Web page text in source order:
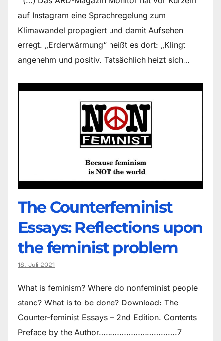
auf Instagram eine Sprachregelung zum
Klimawandel propagiert und damit Aufsehen
erregt. „Erderwärmung“ heißt es dort: „Klingt
angenehm und positiv. Tatsächlich heizt sich…
The Counter­feminist
Essays: Reflections upon
the feminist problem
18. Juli 2021
What is feminism? Where do non­feminist people
stand? What is to be done? Download: The
Counter-feminist Essays – 2nd Edition. Contents
Preface by the Author…………………………….7